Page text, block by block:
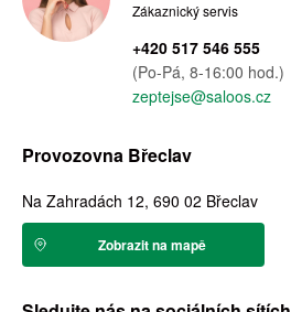
Zákaznický servis
+420 517 546 555
(Po-Pá, 8-16:00 hod.)
zeptejse@saloos.cz
Provozovna Břeclav
Na Zahradách 12, 690 02 Břeclav
Zobrazit na mapě